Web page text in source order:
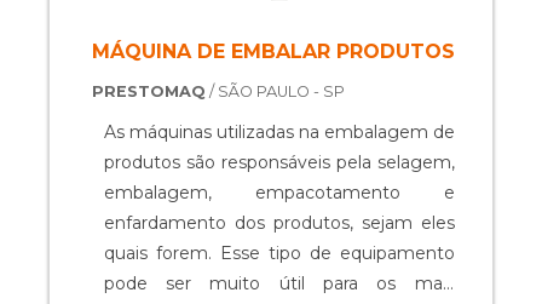
MÁQUINA DE EMBALAR PRODUTOS
PRESTOMAQ / SÃO PAULO - SP
As máquinas utilizadas na embalagem de
produtos são responsáveis pela selagem,
embalagem, empacotamento e
enfardamento dos produtos, sejam eles
quais forem. Esse tipo de equipamento
pode ser muito útil para os mais